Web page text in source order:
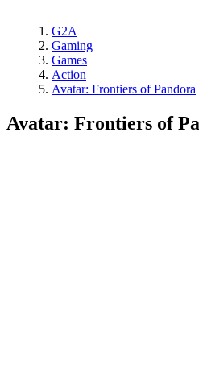
G2A
Gaming
Games
Action
Avatar: Frontiers of Pandora
Avatar: Frontiers of